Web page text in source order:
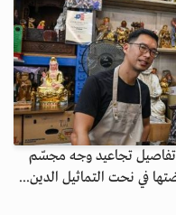
تفاصيل تجاعيد وجه مجسّم
في نحت التماثيل الدين...